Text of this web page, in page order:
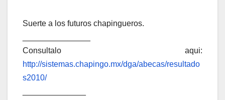
Suerte a los futuros chapingueros.
Consultalo aqui:
http://sistemas.chapingo.mx/dga/abecas/resultado
s2010/